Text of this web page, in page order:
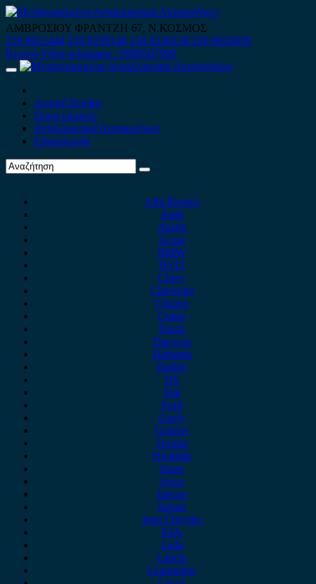
Skip
to
content
ΑΜΒΡΟΣΙΟΥ ΦΡΑΝΤΖΗ 67, Ν.ΚΟΣΜΟΣ
210 9012444 210 9239148 210 9238158 210 9026839
Κινητό-Viber-whatsapp : 6980507900
Primary
Αρχική Σελίδα
Ποιοί είμαστε
Ανταλλακτικά Αυτοκινήτων
Επικοινωνία
Alfa Romeo
Audi
Austin
Acura
BMW
BYD
Chery
Chevrolet
Citroen
Cupra
Dacia
Daewoo
Daihatsu
Dodge
DS
Fiat
Ford
Geely
Gonow
Honda
Hyundai
Isuzu
iveco
Jaecoo
Jaguar
Jeep Chrysler
KIA
Lada
Lancia
Leapmotor